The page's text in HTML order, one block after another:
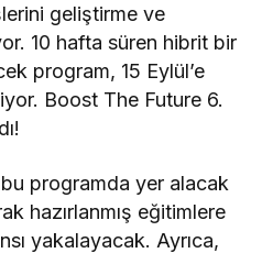
geliştirme ve
10 hafta süren hibrit bir
program, 15 Eylül’e
Boost The Future 6.
programda yer alacak
hazırlanmış eğitimlere
yakalayacak. Ayrıca,